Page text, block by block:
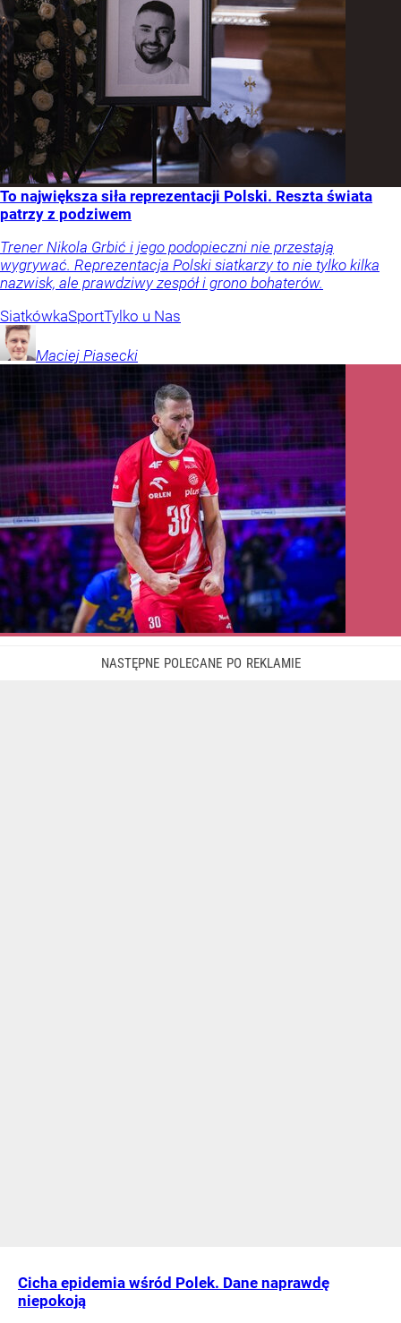
To największa siła reprezentacji Polski. Reszta świata
patrzy z podziwem
Trener Nikola Grbić i jego podopieczni nie przestają
wygrywać. Reprezentacja Polski siatkarzy to nie tylko kilka
nazwisk, ale prawdziwy zespół i grono bohaterów.
SiatkówkaSportTylko u Nas
Maciej Piasecki
Cicha epidemia wśród Polek. Dane naprawdę
niepokoją